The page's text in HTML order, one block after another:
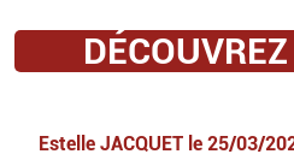
Estelle JACQUET le 25/03/